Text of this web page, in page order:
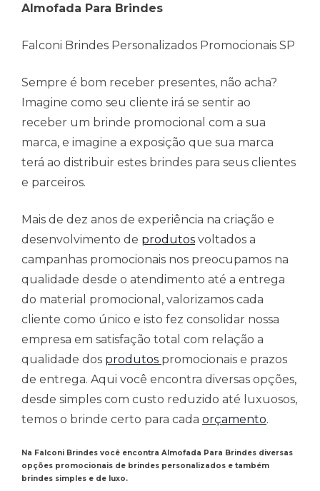
Almofada Para Brindes
Falconi Brindes Personalizados Promocionais SP
Sempre é bom receber presentes, não acha?
Imagine como seu cliente irá se sentir ao
receber um brinde promocional com a sua
marca, e imagine a exposição que sua marca
terá ao distribuir estes brindes para seus clientes
e parceiros.
Mais de dez anos de experiência na criação e
desenvolvimento de produtos voltados a
campanhas promocionais nos preocupamos na
qualidade desde o atendimento até a entrega
do material promocional, valorizamos cada
cliente como único e isto fez consolidar nossa
empresa em satisfação total com relação a
qualidade dos produtos promocionais e prazos
de entrega. Aqui você encontra diversas opções,
desde simples com custo reduzido até luxuosos,
temos o brinde certo para cada orçamento.
Na Falconi Brindes você encontra Almofada Para Brindes diversas
opções promocionais de brindes personalizados e também
brindes simples e de luxo.